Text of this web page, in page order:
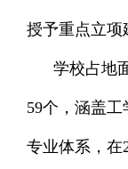
授予重点立项
学校占地面
59个，涵盖
专业体系，在